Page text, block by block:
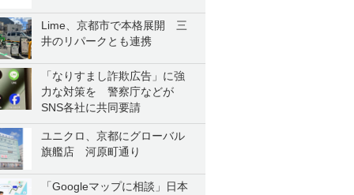
Lime、京都市で本格展開 三
井のリパークとも連携
「なりすまし詐欺広告」に強
力な対策を 警察庁などが
SNS各社に共同要請
ユニクロ、京都にグローバル
旗艦店 河原町通り
「Googleマップに相談」日本